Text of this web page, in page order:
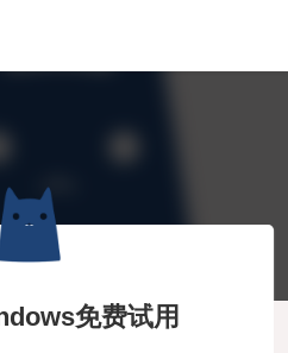
免费试用